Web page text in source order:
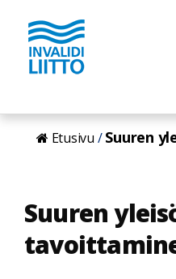
Hyppää
pääsisältöön
Etusivu Suuren
Suuren